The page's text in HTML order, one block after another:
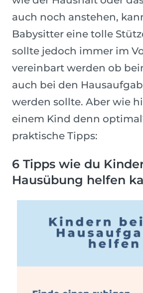
auch noch anstehen,
Babysitter eine tolle
sollte jedoch immer im
vereinbart werden ob
auch bei den
werden sollte. Aber wie
einem Kind denn
praktische Tipps:
6 Tipps wie du
Hausübung helfen